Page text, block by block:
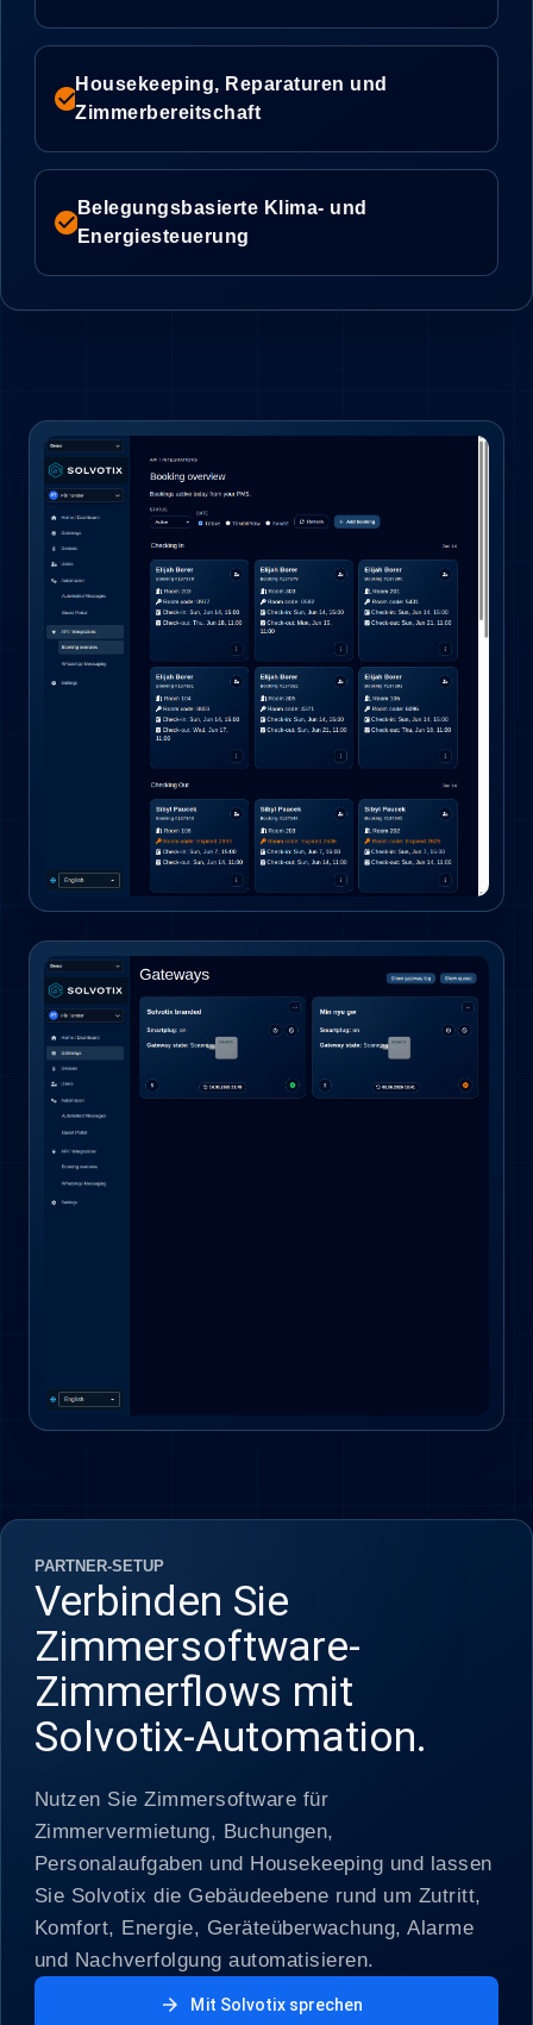
check_circle
Housekeeping, Reparaturen und
Zimmerbereitschaft
check_circle
Belegungsbasierte Klima- und
Energiesteuerung
PARTNER-SETUP
Verbinden Sie
Zimmersoftware-
Zimmerflows mit
Solvotix-Automation.
Nutzen Sie Zimmersoftware für
Zimmervermietung, Buchungen,
Personalaufgaben und Housekeeping und lassen
Sie Solvotix die Gebäudeebene rund um Zutritt,
Komfort, Energie, Geräteüberwachung, Alarme
und Nachverfolgung automatisieren.
arrow_forward Mit Solvotix sprechen